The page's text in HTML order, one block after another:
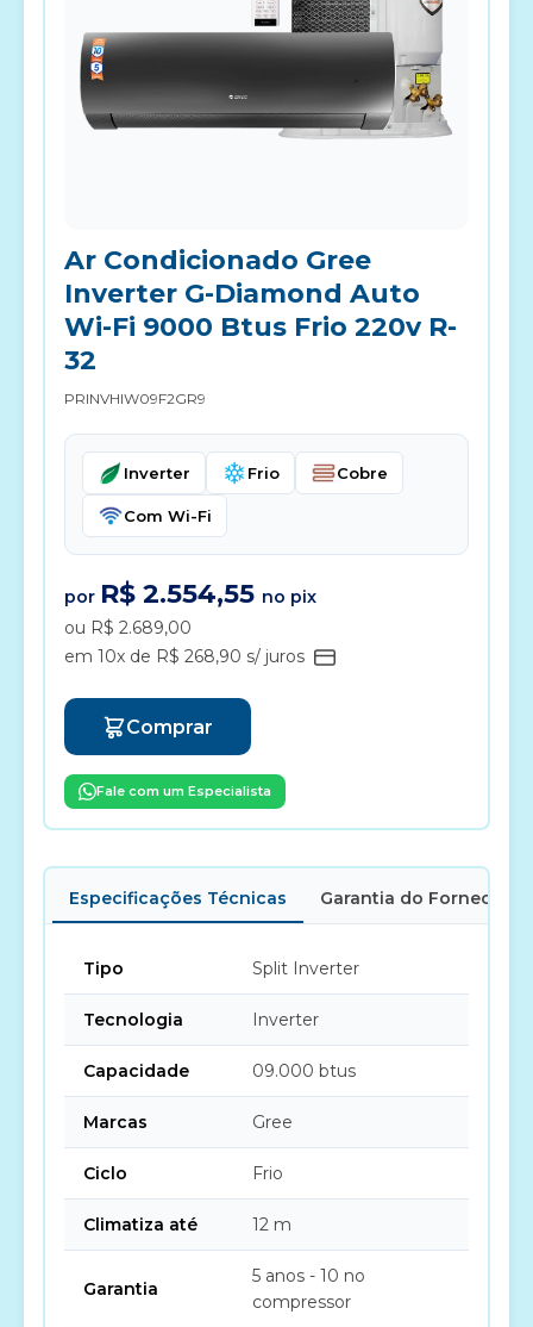
Ar Condicionado Gree
Inverter G-Diamond Auto
Wi-Fi 9000 Btus Frio 220v R-
32
PRINVHIW09F2GR9
Inverter Frio Cobre
Com Wi-Fi
por R$ 2.554,55 no pix
ou R$ 2.689,00
em 10x de R$ 268,90 s/ juros
Comprar
Fale com um Especialista
Especificações Técnicas Garantia do Fornecedor
Tipo Split Inverter
Tecnologia Inverter
Capacidade 09.000 btus
Marcas Gree
Ciclo Frio
Climatiza até 12 m
Garantia
5 anos - 10 no
compressor